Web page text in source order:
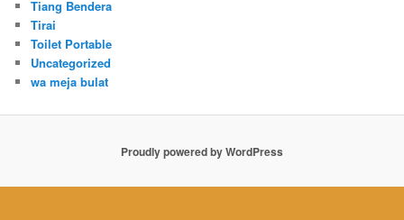
Tiang Bendera
Tirai
Toilet Portable
Uncategorized
wa meja bulat
Proudly powered by WordPress